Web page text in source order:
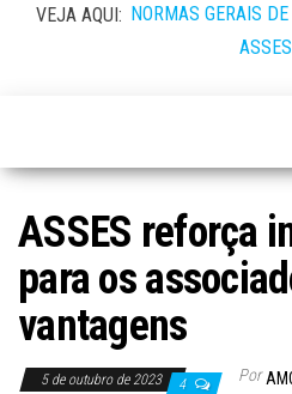
VEJA AQUI: NORMAS GERAIS
ASSES
ASSES reforça
para os
vantagens
5 de outubro de 2023 4 Por